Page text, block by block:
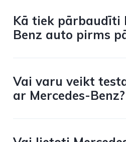
Kā tiek pārbaudīti
Benz auto pirms
Vai varu veikt
ar Mercedes-Benz?